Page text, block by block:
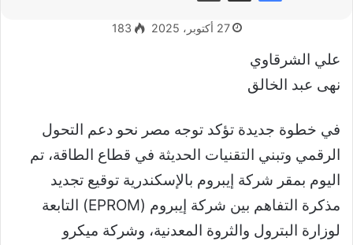
27 أكتوبر، 2025 183
علي الشرقاوي
نهى عبد الخالق
في خطوة جديدة تؤكد توجه مصر نحو دعم التحول
الرقمي وتبني التقنيات الحديثة في قطاع الطاقة، تم
اليوم بمقر شركة إيبروم بالإسكندرية توقيع تجديد
مذكرة التفاهم بين شركة إيبروم (EPROM) التابعة
لوزارة البترول والثروة المعدنية، وشركة ميكرو